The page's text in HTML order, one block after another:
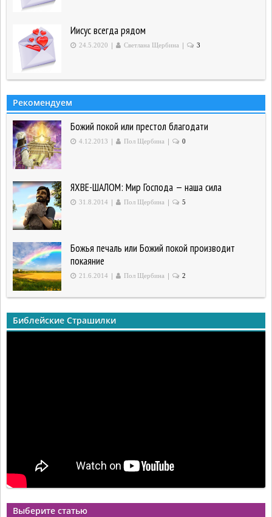
Иисус всегда рядом
24.5.2020 | Светлана Щербина | 3
Рекомендуем
Божий покой или престол благодати
4.12.2013 | Пол Щербина | 0
ЯХВЕ-ШАЛОМ: Мир Господа — наша сила
31.8.2014 | Пол Щербина | 5
Божья печаль или Божий покой производит
покаяние
21.6.2014 | Пол Щербина | 2
Библейские Страшилки
Выберите статью